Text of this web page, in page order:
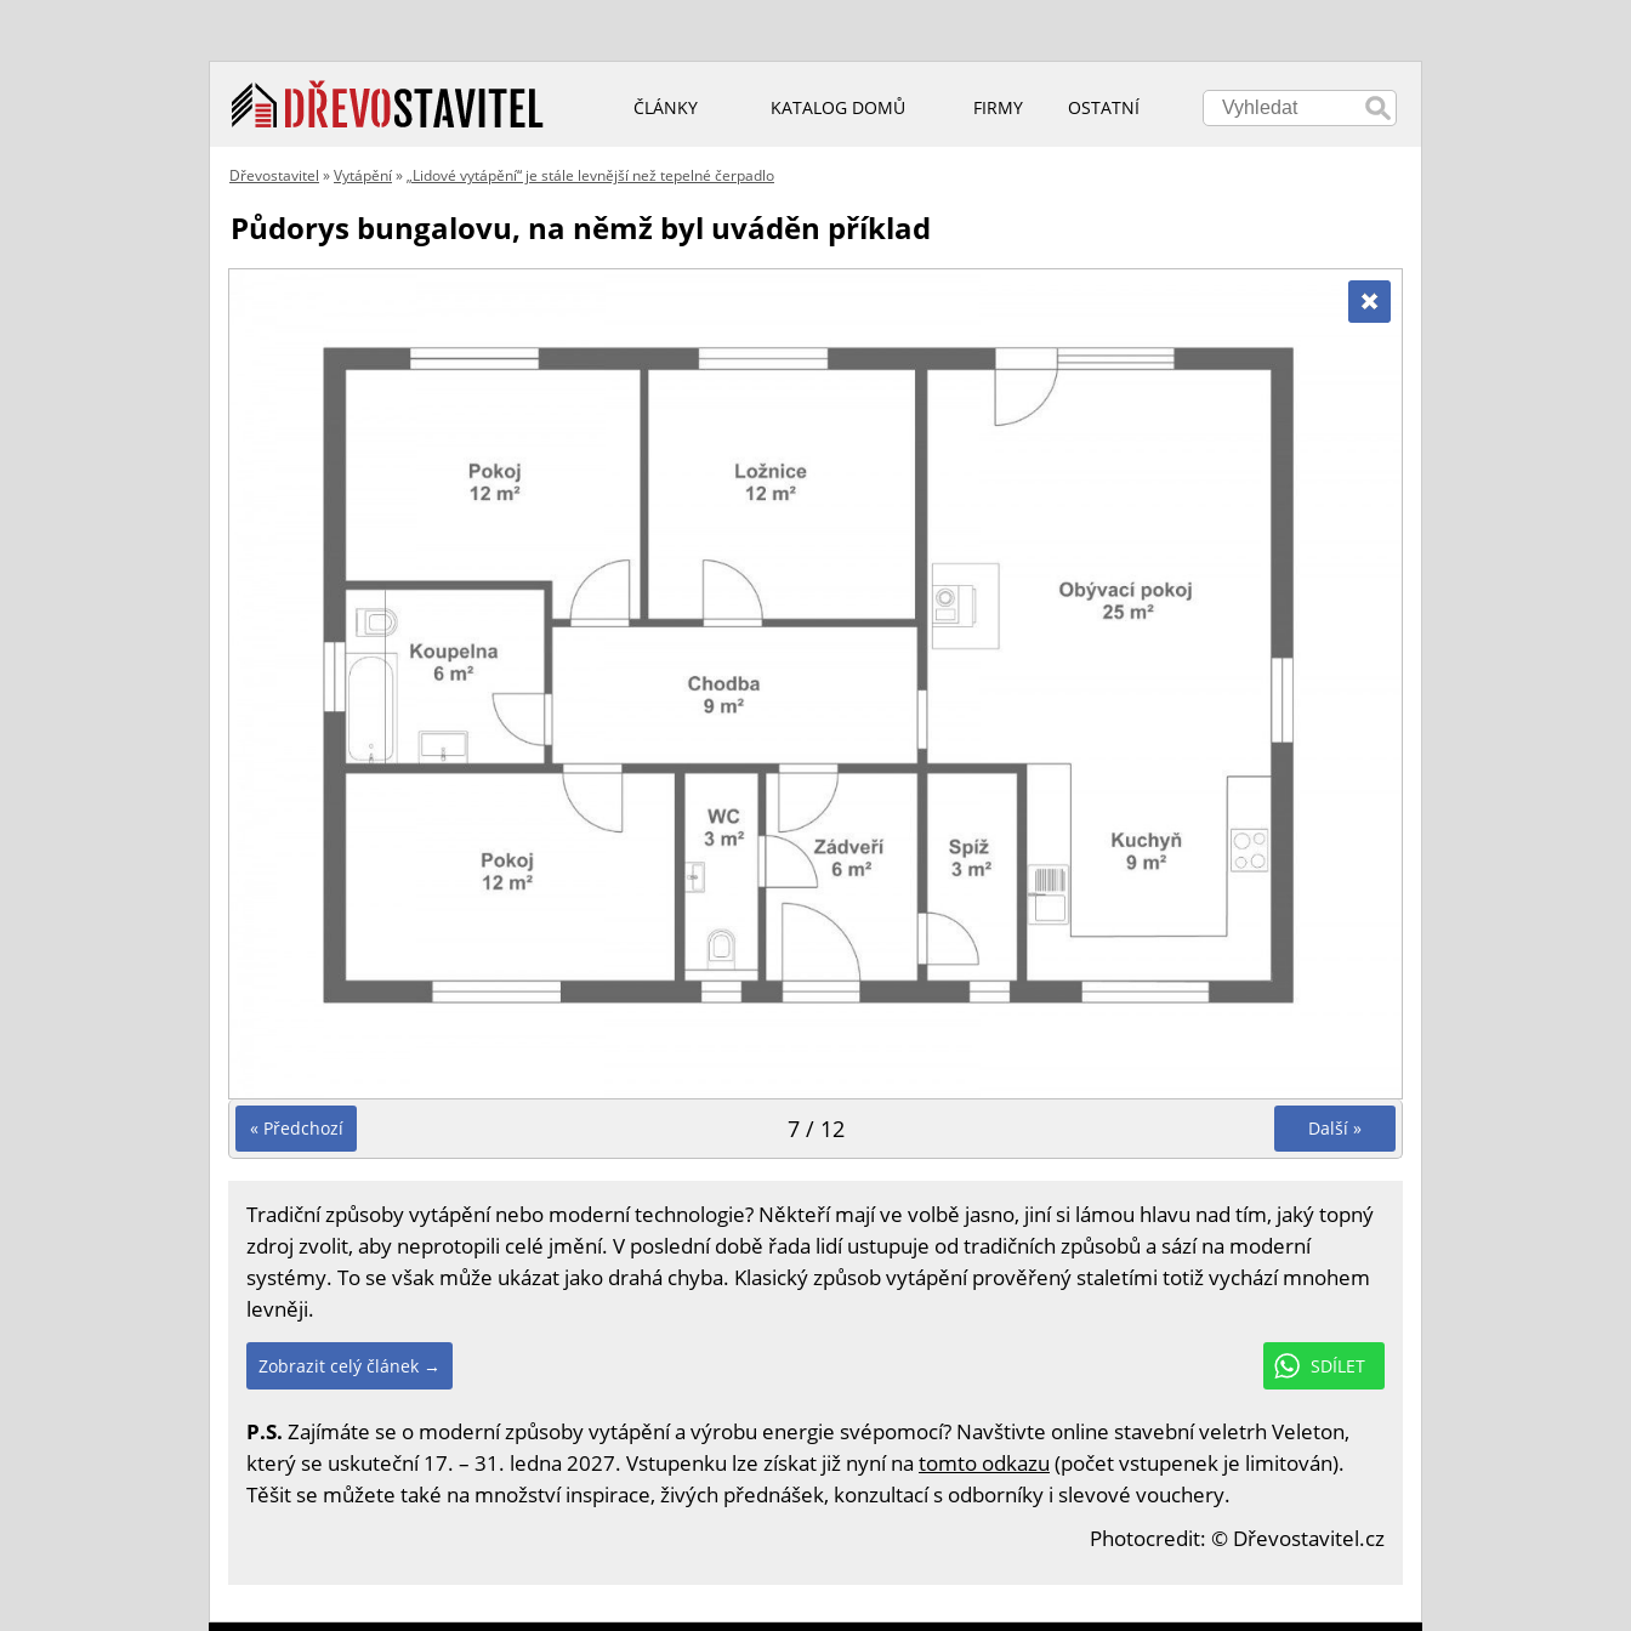
ČLÁNKY KATALOG DOMŮ FIRMY OSTATNÍ
Dřevostavitel »Vytápění»„Lidové vytápění“ je stále levnější než tepelné čerpadlo
Půdorys bungalovu, na němž byl uváděn příklad
« Předchozí Další »
7 / 12
Tradiční způsoby vytápění nebo moderní technologie? Někteří mají ve volbě jasno, jiní si lámou hlavu nad tím, jaký topný
zdroj zvolit, aby neprotopili celé jmění. V poslední době řada lidí ustupuje od tradičních způsobů a sází na moderní
systémy. To se však může ukázat jako drahá chyba. Klasický způsob vytápění prověřený staletími totiž vychází mnohem
levněji.
SDÍLET
Zobrazit celý článek →
P.S. Zajímáte se o moderní způsoby vytápění a výrobu energie svépomocí? Navštivte online stavební veletrh Veleton,
který se uskuteční 17. – 31. ledna 2027. Vstupenku lze získat již nyní na tomto odkazu (počet vstupenek je limitován).
Těšit se můžete také na množství inspirace, živých přednášek, konzultací s odborníky i slevové vouchery.
Photocredit: © Dřevostavitel.cz